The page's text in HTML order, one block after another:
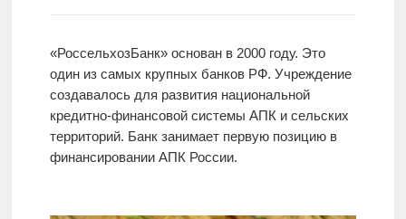
«РоссельхозБанк» основан в 2000 году. Это
один из самых крупных банков РФ. Учреждение
создавалось для развития национальной
кредитно-финансовой системы АПК и сельских
территорий. Банк занимает первую позицию в
финансировании АПК России.